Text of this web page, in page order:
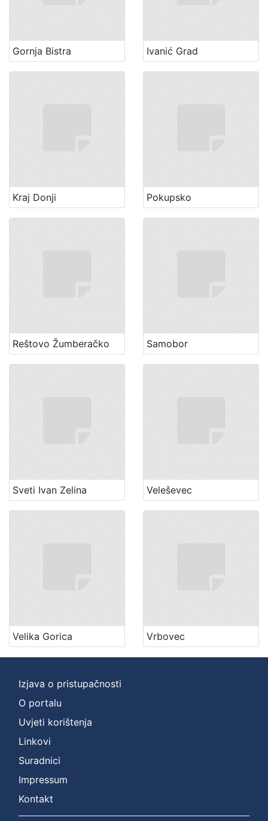
Gornja Bistra Ivanić Grad
Kraj Donji Pokupsko
Reštovo Žumberačko Samobor
Sveti Ivan Zelina Veleševec
Velika Gorica Vrbovec
Izjava o pristupačnosti
O portalu
Uvjeti korištenja
Linkovi
Suradnici
Impressum
Kontakt